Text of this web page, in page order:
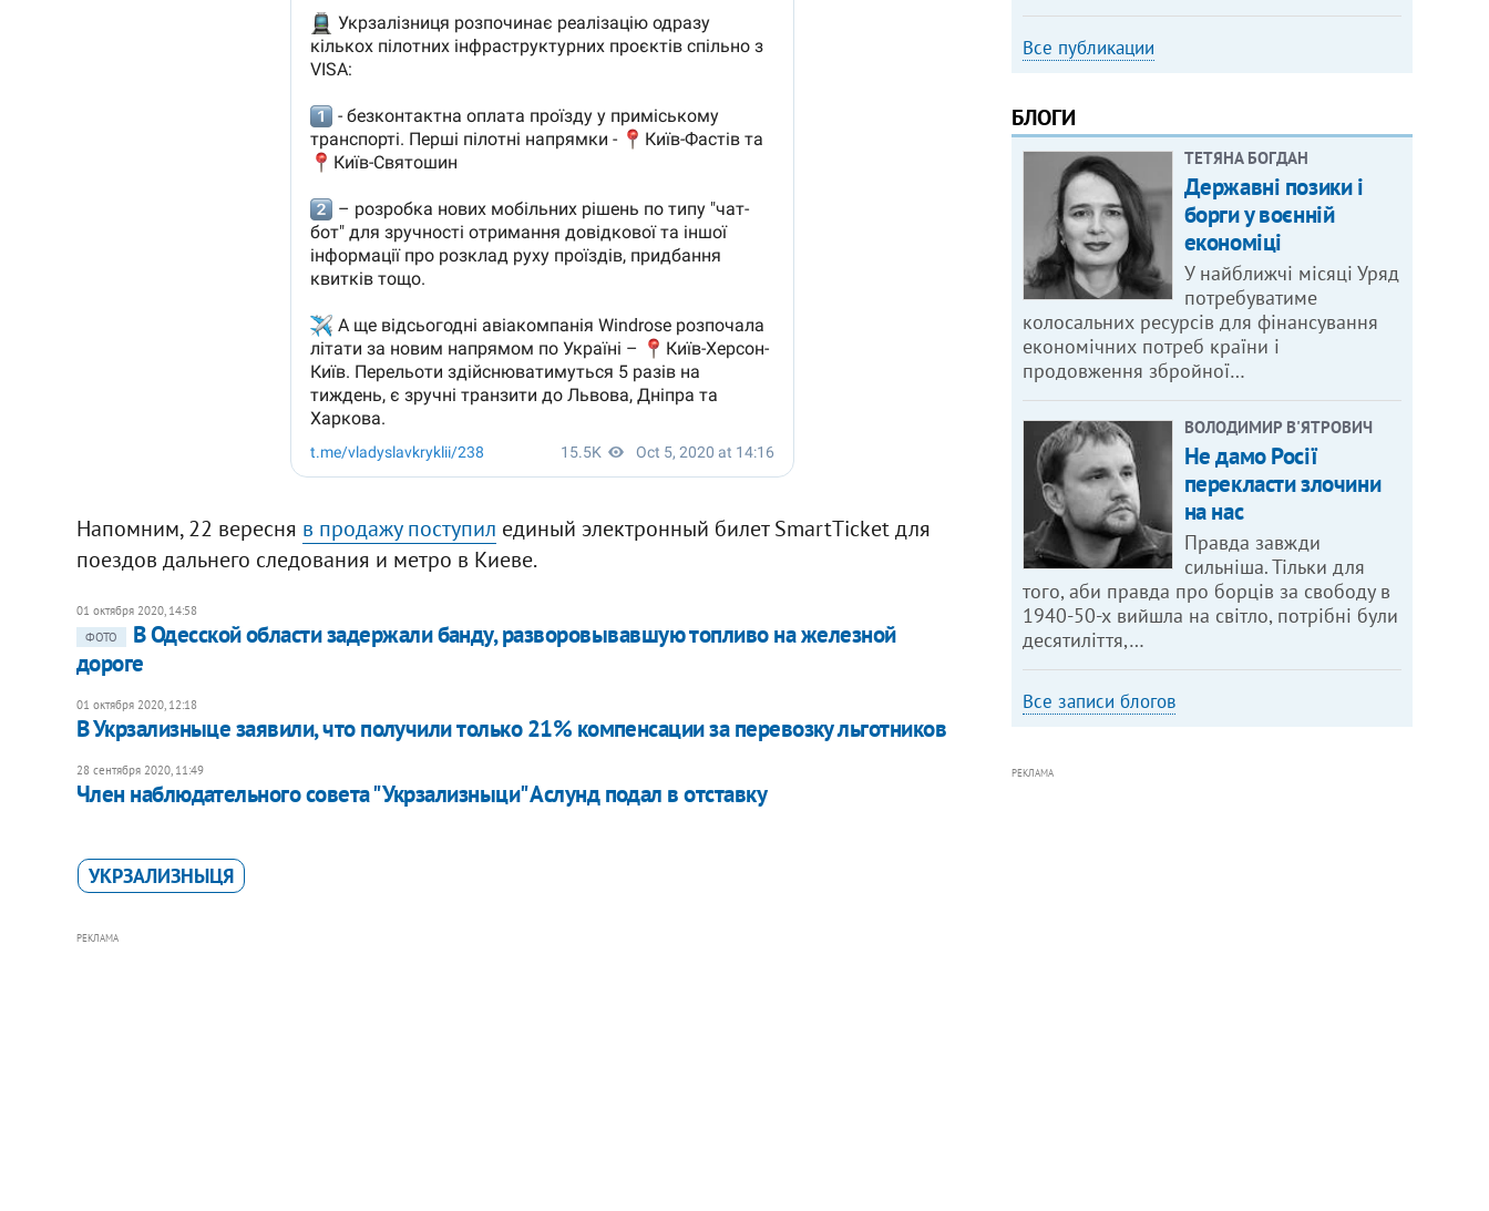
Напомним, 22 вересня в продажу поступил единый электронный билет SmartTicket для
поездов дальнего следования и метро в Киеве.
01 октября 2020, 14:58
ФОТО
В Одесской области задержали банду, разворовывавшую топливо на железной
дороге
01 октября 2020, 12:18
В Укрзализныце заявили, что получили только 21% компенсации за перевозку льготников
28 сентября 2020, 11:49
Член наблюдательного совета "Укрзализныци" Аслунд подал в отставку
УКРЗАЛИЗНЫЦЯ
РЕКЛАМА
Все публикации
БЛОГИ
ТЕТЯНА БОГДАН
Державні позики і
борги у воєнній
економіці
У найближчі місяці Уряд
потребуватиме
колосальних ресурсів для фінансування
економічних потреб країни і
продовження збройної…
ВОЛОДИМИР В'ЯТРОВИЧ
Не дамо Росії
перекласти злочини
на нас
Правда завжди
сильніша. Тільки для
того, аби правда про борців за свободу в
1940-50-х вийшла на світло, потрібні були
десятиліття,…
Все записи блогов
РЕКЛАМА